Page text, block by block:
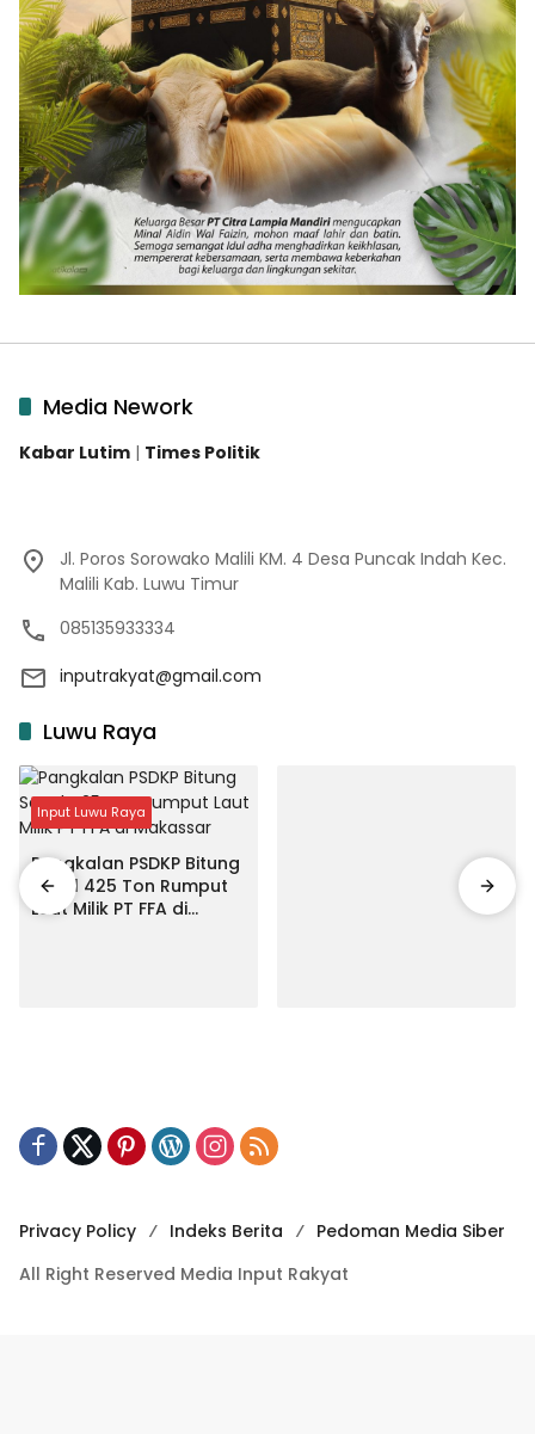
Media Nework
Kabar Lutim | Times Politik
Jl. Poros Sorowako Malili KM. 4 Desa Puncak Indah Kec.
Malili Kab. Luwu Timur
085135933334
inputrakyat@gmail.com
Luwu Raya
Input Luwu Raya
Pangkalan PSDKP Bitung
Segel 425 Ton Rumput
Laut Milik PT FFA di
Privacy Policy Indeks Berita
Pedoman Media Siber
All Right Reserved Media Input Rakyat